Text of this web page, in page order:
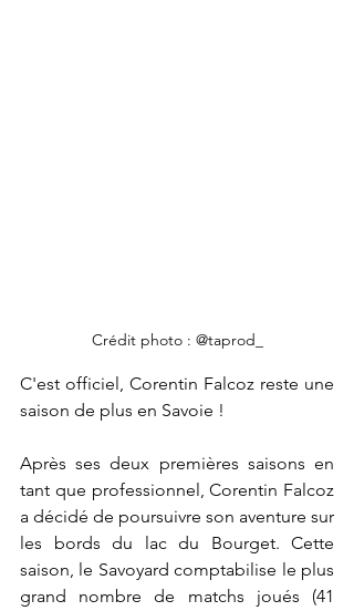
Crédit photo : @taprod_
C'est officiel, Corentin Falcoz reste une
saison de plus en Savoie !
Après ses deux premières saisons en
tant que professionnel, Corentin Falcoz
a décidé de poursuivre son aventure sur
les bords du lac du Bourget. Cette
saison, le Savoyard comptabilise le plus
grand nombre de matchs joués (41